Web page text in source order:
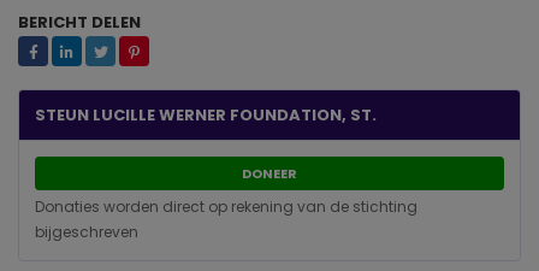
BERICHT DELEN
STEUN LUCILLE WERNER FOUNDATION, ST.
DONEER
Donaties worden direct op rekening van de stichting
bijgeschreven